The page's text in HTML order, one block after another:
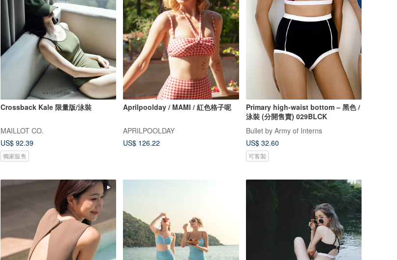
Crossback Kale 限量版/泳裝
MAILLOT CO.
US$ 92.39
獨家販售
Aprilpoolday / MAMI / 紅色格子呢
APRILPOOLDAY
US$ 126.22
Primary high-waist bottom – 黑色 /
泳裝 (分開售賣) 029BLCK
Bullet by Army of Interns
US$ 32.60
可客製